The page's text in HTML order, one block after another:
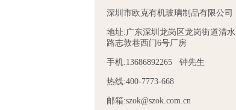
深圳市欧克有机玻璃制品有限公司
地址:广东深圳龙岗区龙岗街道清水
路志敦巷西门6号厂房
手机:13686892265 钟先生
热线:400-7773-668
邮箱:szok@szok.com.cn